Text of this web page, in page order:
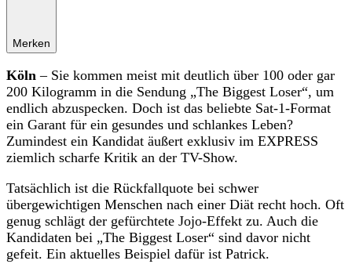
Merken
Köln – Sie kommen meist mit deutlich über 100 oder gar
200 Kilogramm in die Sendung „The Biggest Loser“, um
endlich abzuspecken. Doch ist das beliebte Sat-1-Format
ein Garant für ein gesundes und schlankes Leben?
Zumindest ein Kandidat äußert exklusiv im EXPRESS
ziemlich scharfe Kritik an der TV-Show.
Tatsächlich ist die Rückfallquote bei schwer
übergewichtigen Menschen nach einer Diät recht hoch. Oft
genug schlägt der gefürchtete Jojo-Effekt zu. Auch die
Kandidaten bei „The Biggest Loser“ sind davor nicht
gefeit. Ein aktuelles Beispiel dafür ist Patrick.